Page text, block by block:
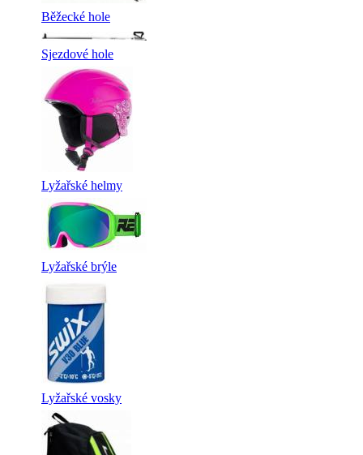
Běžecké hole
Sjezdové hole
Lyžařské helmy
Lyžařské brýle
Lyžařské vosky